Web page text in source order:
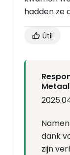
hadden ze
Útil
dank
zijn